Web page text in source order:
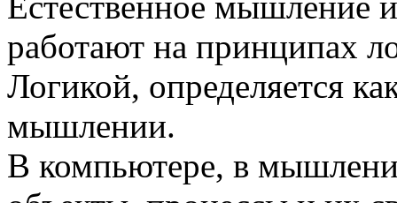
работают на принципах
Логикой, определяется
мышлении.
В компьютере, в